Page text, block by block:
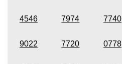
4546 7974 7740
9022 7720 0778